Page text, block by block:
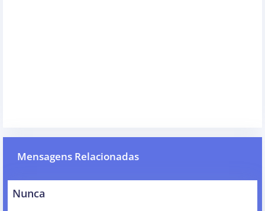
Mensagens Relacionadas
Nunca